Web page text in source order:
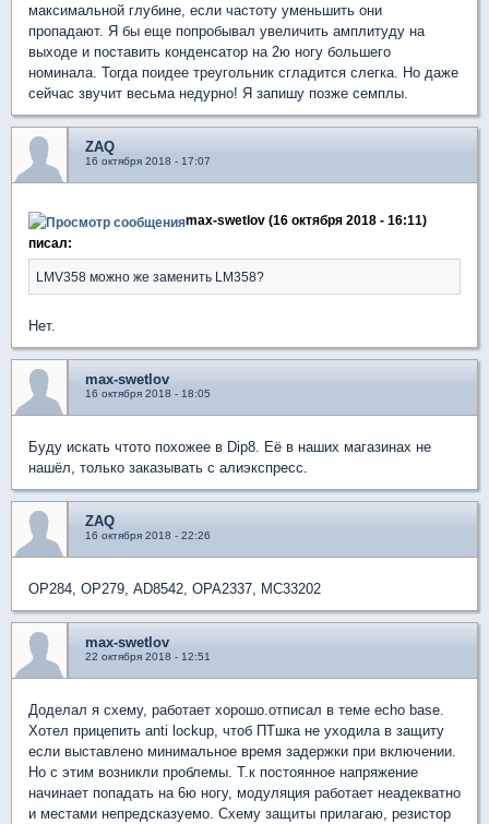
максимальной глубине, если частоту уменьшить они
пропадают. Я бы еще попробывал увеличить амплитуду на
выходе и поставить конденсатор на 2ю ногу большего
номинала. Тогда поидее треугольник сгладится слегка. Но даже
сейчас звучит весьма недурно! Я запишу позже семплы.
ZAQ
16 октября 2018 - 17:07
max-swetlov (16 октября 2018 - 16:11)
писал:
LMV358 можно же заменить LM358?
Нет.
max-swetlov
16 октября 2018 - 18:05
Буду искать чтото похожее в Dip8. Её в наших магазинах не
нашёл, только заказывать с алиэкспресс.
ZAQ
16 октября 2018 - 22:26
OP284, OP279, AD8542, OPA2337, MC33202
max-swetlov
22 октября 2018 - 12:51
Доделал я схему, работает хорошо.отписал в теме echo base.
Хотел прицепить anti lockup, чтоб ПТшка не уходила в защиту
если выставлено минимальное время задержки при включении.
Но с этим возникли проблемы. Т.к постоянное напряжение
начинает попадать на 6ю ногу, модуляция работает неадекватно
и местами непредсказуемо. Схему защиты прилагаю, резистор